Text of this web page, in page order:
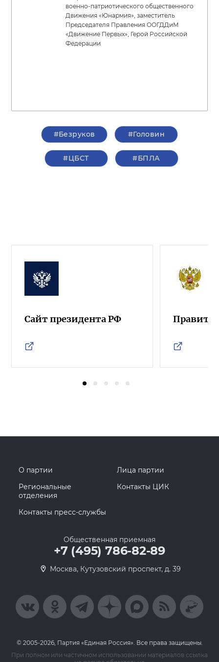
военно-патриотического общественного
Движения «Юнармия», заместитель
Председателя Правления ООГДДиМ
«Движение Первых», Герой Российской
Федерации
#Безруков #Головин
#ЦБСТ #БПЛА
Сайт президента РФ
О партии
Лица партии
Региональные
отделения
Контакты ЦИК
Контакты пресс-службы
Общественная приемная
+7 (495) 786-82-89
Москва, Кутузовский проспект, д. 39
© 2005-2026, Партия «Единая Россия». Все права защищены.
При полном или частичном использовании материалов ссылка